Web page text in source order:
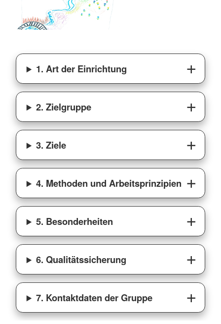
1. Art der Einrichtung
2. Zielgruppe
3. Ziele
4. Methoden und Arbeitsprinzipien
5. Besonderheiten
6. Qualitätssicherung
7. Kontaktdaten der Gruppe